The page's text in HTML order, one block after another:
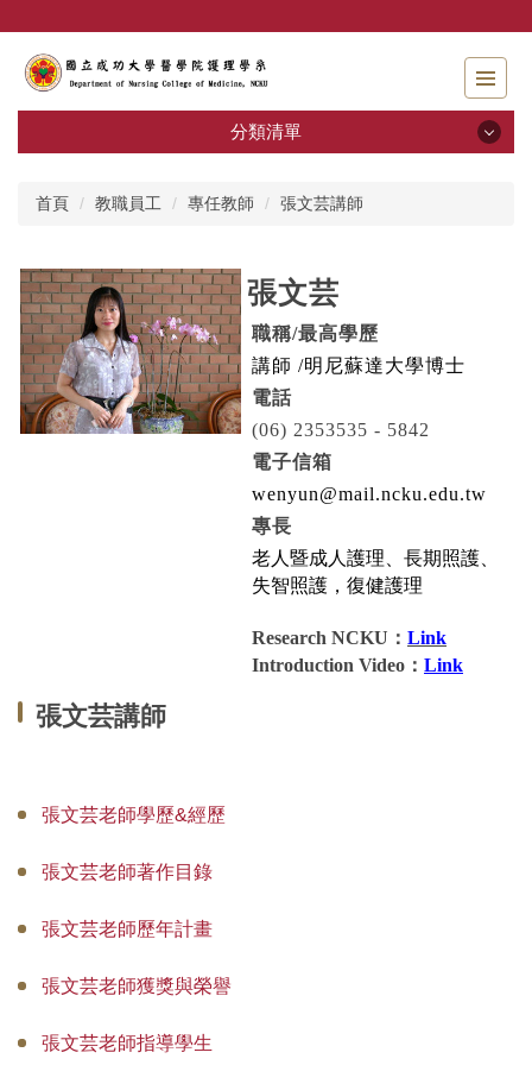
主
內
分類清單
系所介紹
教職員工
學士班
申請表及範本
首頁 教職員工 專任教師 張文芸講師
張文芸
職稱/最高學歷
講師 /明尼蘇達大學博士
電話
(06) 2353535 - 5842
電子信箱
wenyun@mail.ncku.edu.tw
專長
老人暨成人護理、長期照護、
失智照護，復健護理
Research NCKU： Link
Introduction Video： Link
張文芸講師
張文芸老師學歷&經歷
張文芸老師著作目錄
張文芸老師歷年計畫
張文芸老師獲獎與榮譽
張文芸老師指導學生